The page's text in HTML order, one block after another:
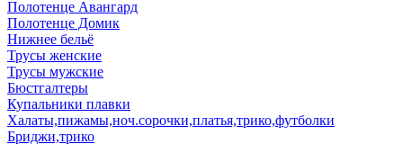
Полотенце Авангард
Полотенце Домик
Нижнее бельё
Трусы женские
Трусы мужские
Бюстгалтеры
Купальники плавки
Халаты,пижамы,ноч.сорочки,платья,трико,футболки
Бриджи,трико